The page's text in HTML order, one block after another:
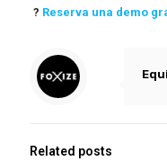
? Reserva una demo
Related posts